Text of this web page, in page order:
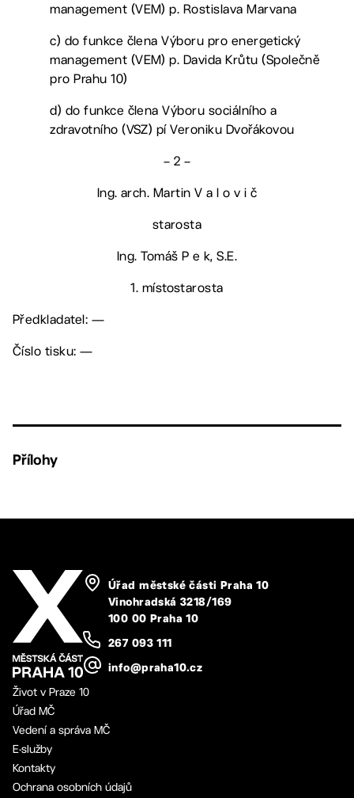
management (VEM) p. Rostislava Marvana
c) do funkce člena Výboru pro energetický
management (VEM) p. Davida Krůtu (Společně
pro Prahu 10)
d) do funkce člena Výboru sociálního a
zdravotního (VSZ) pí Veroniku Dvořákovou
– 2 –
Ing. arch. Martin V a l o v i č
starosta
Ing. Tomáš P e k, S.E.
1. místostarosta
Předkladatel: —
Číslo tisku: —
Přílohy
Úřad městské části Praha 10
Vinohradská 3218/169
100 00 Praha 10
267 093 111
info@praha10.cz
Život v Praze 10
Úřad MČ
Vedení a správa MČ
E-služby
Kontakty
Ochrana osobních údajů